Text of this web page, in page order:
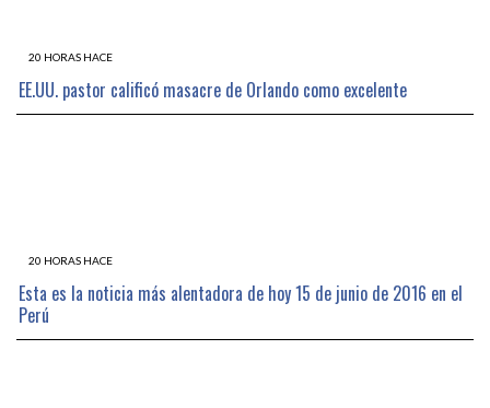
20 HORAS HACE
EE.UU. pastor calificó masacre de Orlando como excelente
20 HORAS HACE
Esta es la noticia más alentadora de hoy 15 de junio de 2016 en el
Perú